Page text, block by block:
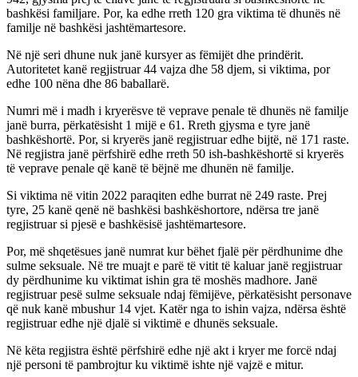
bashkësi familjare. Por, ka edhe rreth 120 gra viktima të dhunës në
familje në bashkësi jashtëmartesore.
Në një seri dhune nuk janë kursyer as fëmijët dhe prindërit.
Autoritetet kanë regjistruar 44 vajza dhe 58 djem, si viktima, por
edhe 100 nëna dhe 86 baballarë.
Numri më i madh i kryerësve të veprave penale të dhunës në familje
janë burra, përkatësisht 1 mijë e 61. Rreth gjysma e tyre janë
bashkëshortë. Por, si kryerës janë regjistruar edhe bijtë, në 171 raste.
Në regjistra janë përfshirë edhe rreth 50 ish-bashkëshortë si kryerës
të veprave penale që kanë të bëjnë me dhunën në familje.
Si viktima në vitin 2022 paraqiten edhe burrat në 249 raste. Prej
tyre, 25 kanë qenë në bashkësi bashkëshortore, ndërsa tre janë
regjistruar si pjesë e bashkësisë jashtëmartesore.
Por, më shqetësues janë numrat kur bëhet fjalë për përdhunime dhe
sulme seksuale. Në tre muajt e parë të vitit të kaluar janë regjistruar
dy përdhunime ku viktimat ishin gra të moshës madhore. Janë
regjistruar pesë sulme seksuale ndaj fëmijëve, përkatësisht personave
që nuk kanë mbushur 14 vjet. Katër nga to ishin vajza, ndërsa është
regjistruar edhe një djalë si viktimë e dhunës seksuale.
Në këta regjistra është përfshirë edhe një akt i kryer me forcë ndaj
një personi të pambrojtur ku viktimë ishte një vajzë e mitur.